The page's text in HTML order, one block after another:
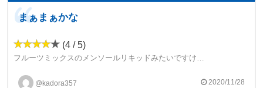
まぁまぁかな
(4 / 5)
フルーツミックスのメンソールリキッドみたいですけど、ベリーがちょっと強くてなかなか美味しいフルーツミックスリキッドって個人的には、思ってしまいましたでしょうか(ヾ(´・ω・｀)悪くないですよ～(´・ω・`)/~~
@kadora357 2020/11/28